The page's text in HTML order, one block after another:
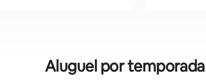
Aluguel por